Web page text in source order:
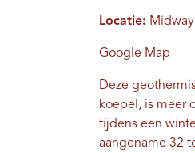
Locatie:
Google Map
Deze
koepel, is meer
tijdens een
aangename 32